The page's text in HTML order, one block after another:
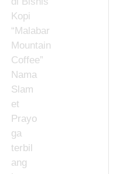
Nama
Slam
et
Prayo
ga
terbil
ang